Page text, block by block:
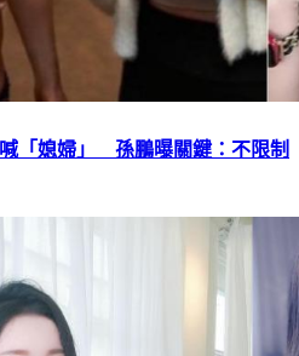
「媳婦」 孫鵬曝關鍵：不限制